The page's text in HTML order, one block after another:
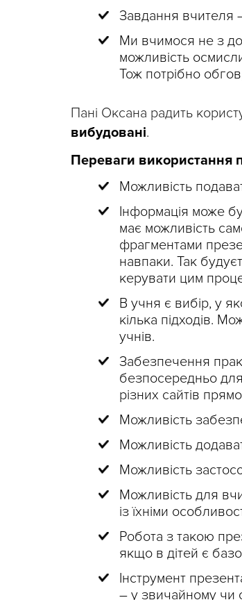
Завдання вчителя
Ми вчимося не з
можливість
Тож потрібно
Пані Оксана радить
вибудовані.
Переваги використання
Можливість
Інформація може
має можливість
фрагментами
навпаки. Так
керувати цим
В учня є вибір, у
кілька підходів.
учнів.
Забезпечення
безпосередньо
різних сайтів
Можливість
Можливість
Можливість
Можливість для
із їхніми
Робота з такою
якщо в дітей є
Інструмент
– у звичайному чи